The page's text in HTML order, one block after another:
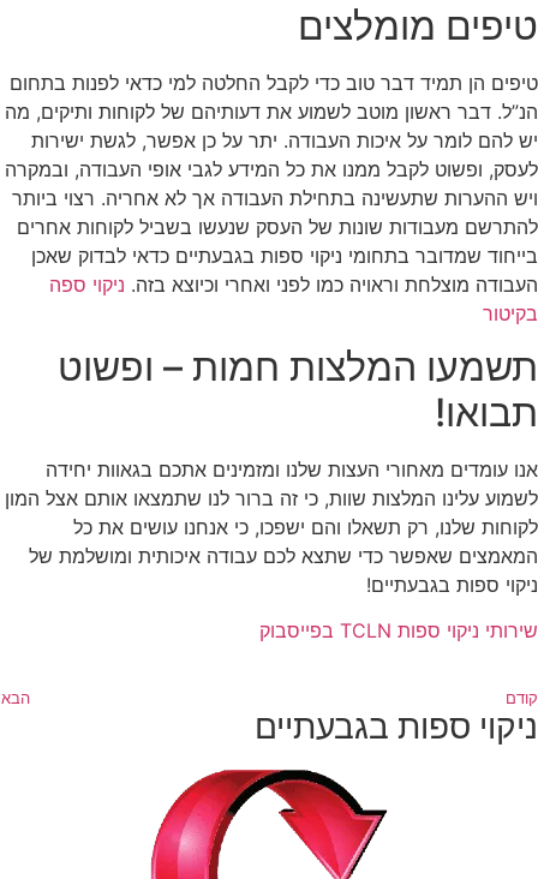
טיפים מומלצים
טיפים הן תמיד דבר טוב כדי לקבל החלטה למי כדאי לפנות בתחום
הנ”ל. דבר ראשון מוטב לשמוע את דעותיהם של לקוחות ותיקים, מה
יש להם לומר על איכות העבודה. יתר על כן אפשר, לגשת ישירות
לעסק, ופשוט לקבל ממנו את כל המידע לגבי אופי העבודה, ובמקרה
ויש ההערות שתעשינה בתחילת העבודה אך לא אחריה. רצוי ביותר
להתרשם מעבודות שונות של העסק שנעשו בשביל לקוחות אחרים
בייחוד שמדובר בתחומי ניקוי ספות בגבעתיים כדאי לבדוק שאכן
העבודה מוצלחת וראויה כמו לפני ואחרי וכיוצא בזה. ניקוי ספה
בקיטור
תשמעו המלצות חמות – ופשוט
תבואו!
אנו עומדים מאחורי העצות שלנו ומזמינים אתכם בגאוות יחידה
לשמוע עלינו המלצות שוות, כי זה ברור לנו שתמצאו אותם אצל המון
לקוחות שלנו, רק תשאלו והם ישפכו, כי אנחנו עושים את כל
המאמצים שאפשר כדי שתצא לכם עבודה איכותית ומושלמת של
ניקוי ספות בגבעתיים!
שירותי ניקוי ספות TCLN בפייסבוק
קודם הבא
ניקוי ספות בגבעתיים